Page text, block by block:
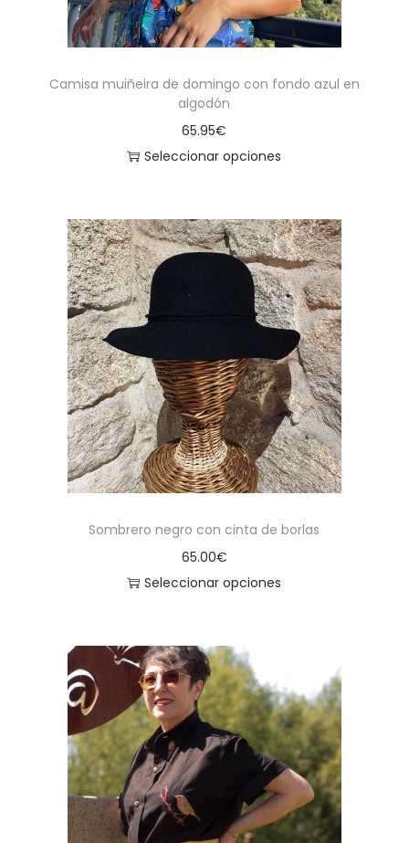
Camisa muiñeira de domingo con fondo azul en
algodón
65.95€
Seleccionar opciones
Sombrero negro con cinta de borlas
65.00€
Seleccionar opciones